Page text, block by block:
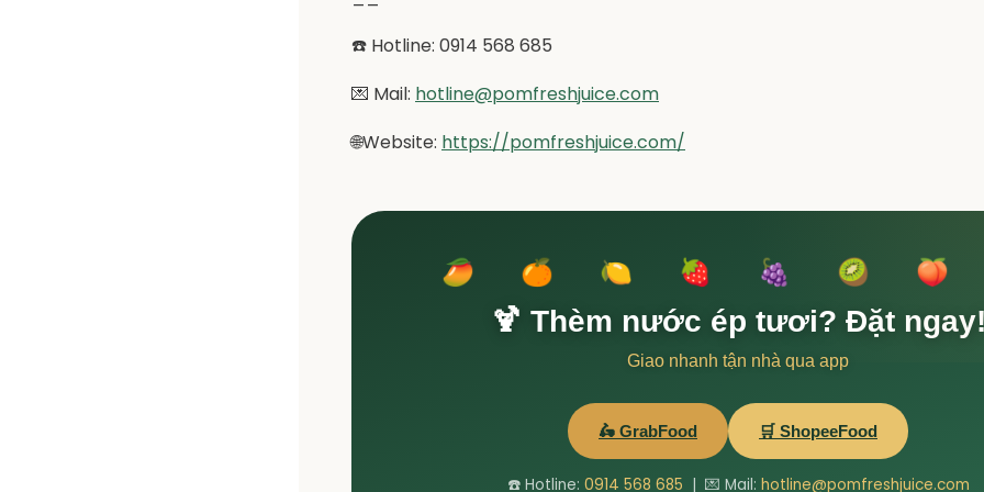
☎️ Hotline: 0914 568 685
💌 Mail: hotline@pomfreshjuice.com
🌐Website: https://pomfreshjuice.com/
🥭 🍊 🍋 🍓 🍇 🥝 🍑
🍹 Thèm nước ép tươi? Đặt
Giao nhanh tận nhà qua app
🛵 GrabFood 🛒 ShopeeFood
☎️ Hotline: 0914 568 685 | 💌 Mail: hotline@pomfreshjuice.com